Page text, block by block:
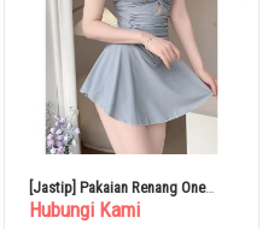
[Jastip] Pakaian Renang One
Piece Resor
Hubungi Kami